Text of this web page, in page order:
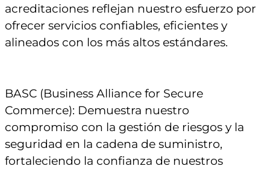
acreditaciones reflejan nuestro esfuerzo por
ofrecer servicios confiables, eficientes y
alineados con los más altos estándares.
BASC (Business Alliance for Secure
Commerce): Demuestra nuestro
compromiso con la gestión de riesgos y la
seguridad en la cadena de suministro,
fortaleciendo la confianza de nuestros